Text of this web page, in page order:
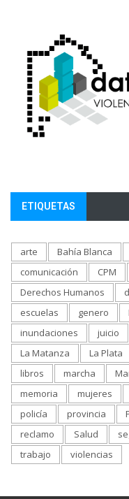
ETIQUETAS
arte Bahía Blanca
comunicación
CPM
Derechos Humanos
escuelas
genero
inundaciones
juicio
La Matanza
La Plata
libros
marcha
memoria
mujeres
policía
provincia
reclamo
Salud
trabajo
violencias